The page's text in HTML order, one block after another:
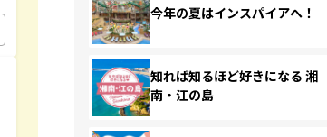
今年の夏はインスパイアへ！
知れば知るほど好きになる 湘
南・江の島